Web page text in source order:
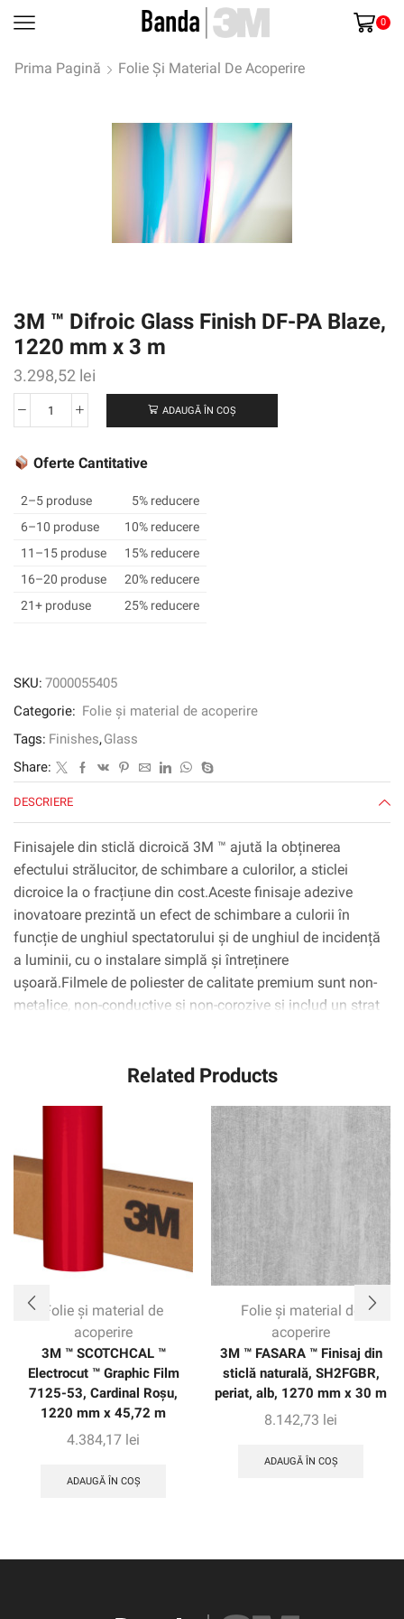
0
Prima Pagină Folie Și Material De Acoperire
3M ™ Difroic Glass Finish DF-PA Blaze,
1220 mm x 3 m
3.298,52 lei
Cantitate
™
Glass
Finish
DF-
PA
Blaze,
1220
m
ADAUGĂ ÎN COȘ
Oferte Cantitative
2–5 produse
5% reducere
6–10 produse
10% reducere
11–15 produse
15% reducere
16–20 produse
20% reducere
21+ produse
25% reducere
SKU: 7000055405
Categorie: Folie și material de acoperire
Tags: Finishes,Glass
Share:
DESCRIERE
Finisajele din sticlă dicroică 3M ™ ajută la obținerea
efectului strălucitor, de schimbare a culorilor, a sticlei
dicroice la o fracțiune din cost.Aceste finisaje adezive
inovatoare prezintă un efect de schimbare a culorii în
funcție de unghiul spectatorului și de unghiul de incidență
a luminii, cu o instalare simplă și întreținere
ușoară.Filmele de poliester de calitate premium sunt non-
metalice, non-conductive și non-corozive și includ un strat
și calde (blaze) și pot arunca un aspect diferit în funcție
și iluminarea.Acestea permit transmisia luminii și
Related Products
Folie și material de
acoperire
3M ™ SCOTCHCAL ™
Electrocut ™ Graphic Film
7125-53, Cardinal Roșu,
1220 mm x 45,72 m
4.384,17 lei
ADAUGĂ ÎN COȘ
Folie și material de
acoperire
3M ™ FASARA ™ Finisaj din
sticlă naturală, SH2FGBR,
periat, alb, 1270 mm x 30 m
8.142,73 lei
ADAUGĂ ÎN COȘ